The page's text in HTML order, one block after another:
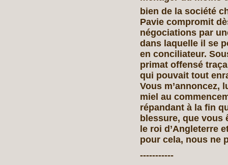
bien de la société
Pavie compromit
négociations par
dans laquelle il se
en conciliateur.
primat offensé
qui pouvait tout
Vous m’annoncez,
miel au
répandant à la fin
blessure, que vous
le roi d’Angleterre
pour cela, nous ne
-----------